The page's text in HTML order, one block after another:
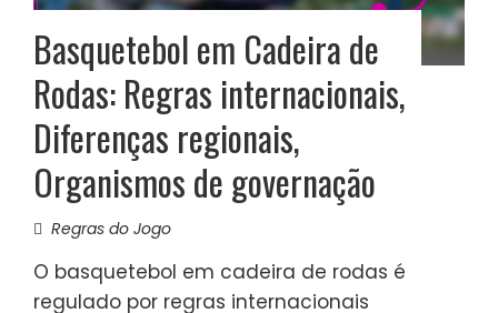
Basquetebol em Cadeira de
Rodas: Regras internacionais,
Diferenças regionais,
Organismos de governação
Regras do Jogo
O basquetebol em cadeira de rodas é
regulado por regras internacionais